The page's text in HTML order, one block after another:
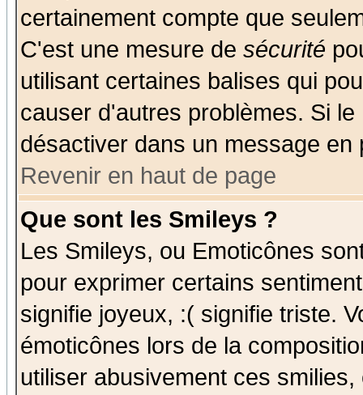
certainement compte que
C'est une mesure de sécurité
utilisant certaines balises qui
causer d'autres problèmes. Si
désactiver dans un message
Revenir en haut de page
Que sont les Smileys ?
Les Smileys, ou Emoticônes
pour exprimer certains
signifie joyeux, :( signifie triste.
émoticônes lors de la
utiliser abusivement ces